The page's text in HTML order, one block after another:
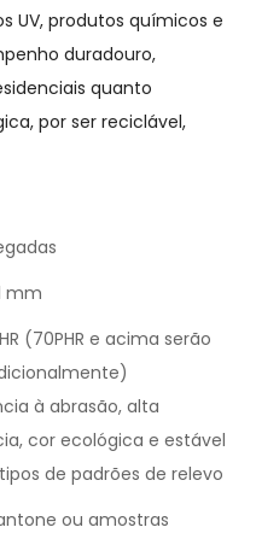
UV, produtos químicos e
duradouro,
quanto
por ser reciclável,
mm
(70PHR e acima serão
à abrasão, alta
cor ecológica e estável
de padrões de relevo
ou amostras